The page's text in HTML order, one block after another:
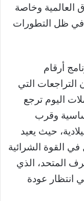
العالمية وخاصة
في ظل التطورات
أرقام
التراجعات التي
اليوم ترجع
وقرب
حيث يعيد
القوة الشرائية
المتحد، الذي
انتظار عودة